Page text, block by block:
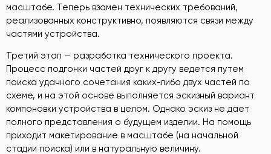
масштабе. Теперь взамен технических требований,
реализованных конструктивно, появляются связи между
частями устройства.
Третий этап — разработка технического проекта.
Процесс подгонки частей друг к другу ведется путем
поиска удачного сочетания каких-либо двух частей по
схеме, и на этой основе выполняется эскизный вариант
компоновки устройства в целом. Однако эскиз не дает
полного представления о будущем изделии. На помощь
приходит макетирование в масштабе (на начальной
стадии поиска) или в натуральную величину.